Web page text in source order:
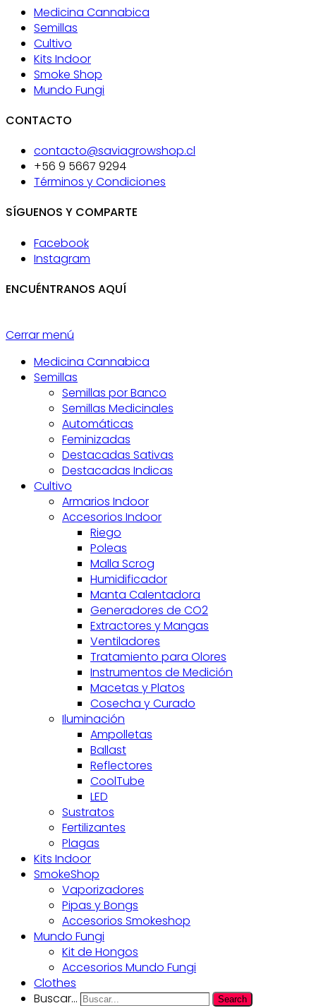
Medicina Cannabica
Semillas
Cultivo
Kits Indoor
Smoke Shop
Mundo Fungi
CONTACTO
contacto@saviagrowshop.cl
+56 9 5667 9294
Términos y Condiciones
SÍGUENOS Y COMPARTE
Facebook
Instagram
ENCUÉNTRANOS AQUÍ
Cerrar menú
Medicina Cannabica
Semillas
Semillas por Banco
Semillas Medicinales
Automáticas
Feminizadas
Destacadas Sativas
Destacadas Indicas
Cultivo
Armarios Indoor
Accesorios Indoor
Riego
Poleas
Malla Scrog
Humidificador
Manta Calentadora
Generadores de CO2
Extractores y Mangas
Ventiladores
Tratamiento para Olores
Instrumentos de Medición
Macetas y Platos
Cosecha y Curado
Iluminación
Ampolletas
Ballast
Reflectores
CoolTube
LED
Sustratos
Fertilizantes
Plagas
Kits Indoor
SmokeShop
Vaporizadores
Pipas y Bongs
Accesorios Smokeshop
Mundo Fungi
Kit de Hongos
Accesorios Mundo Fungi
Clothes
Buscar...
Search